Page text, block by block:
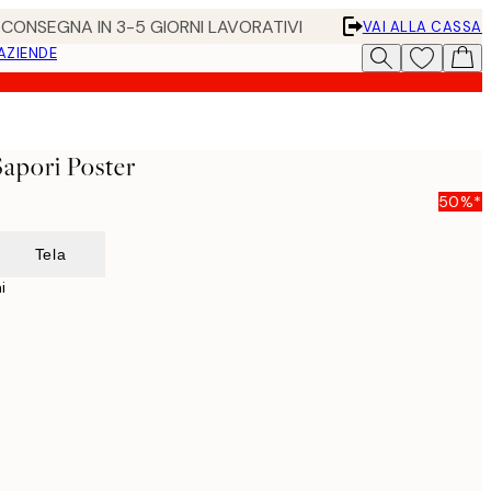
IN 3-5 GIORNI LAVORATIVI
VAI ALLA CASSA
Poster
50%*
Tela